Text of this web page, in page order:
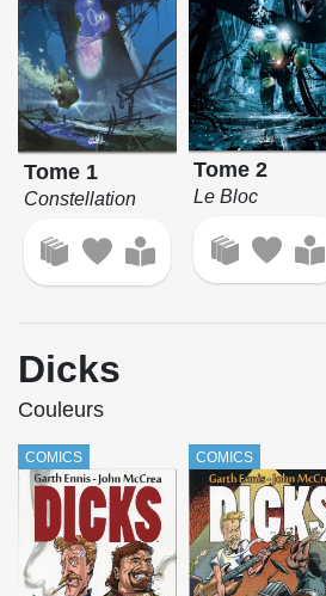
Tome 1
Constellation
Tome 2
Le Bloc
Dicks
Couleurs
COMICS COMICS